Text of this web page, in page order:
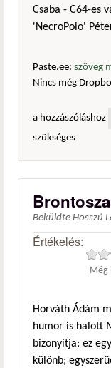
Csaba - C64-es
'NecroPolo'
Paste.ee: szöveg
Nincs még
a hozzászóláshoz
szükséges
Beküldte Hosszú
Értékelés:
Még
Horváth Ádám
humor is halott
bizonyítja: ez
különb;